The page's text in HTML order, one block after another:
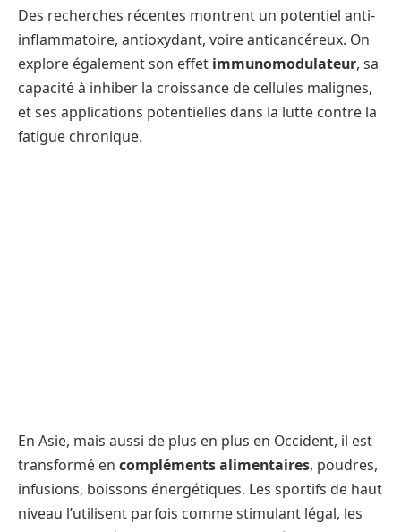
Des recherches récentes montrent un potentiel anti-
inflammatoire, antioxydant, voire anticancéreux. On
explore également son effet immunomodulateur, sa
capacité à inhiber la croissance de cellules malignes,
et ses applications potentielles dans la lutte contre la
fatigue chronique.
En Asie, mais aussi de plus en plus en Occident, il est
transformé en compléments alimentaires, poudres,
infusions, boissons énergétiques. Les sportifs de haut
niveau l’utilisent parfois comme stimulant légal, les